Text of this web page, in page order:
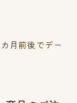
月前後でデー